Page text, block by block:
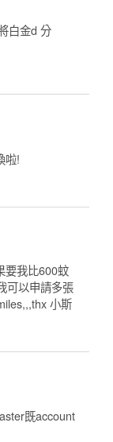
白金d 分
啦!
要我比600蚊
可以申請多張
小斯
既account